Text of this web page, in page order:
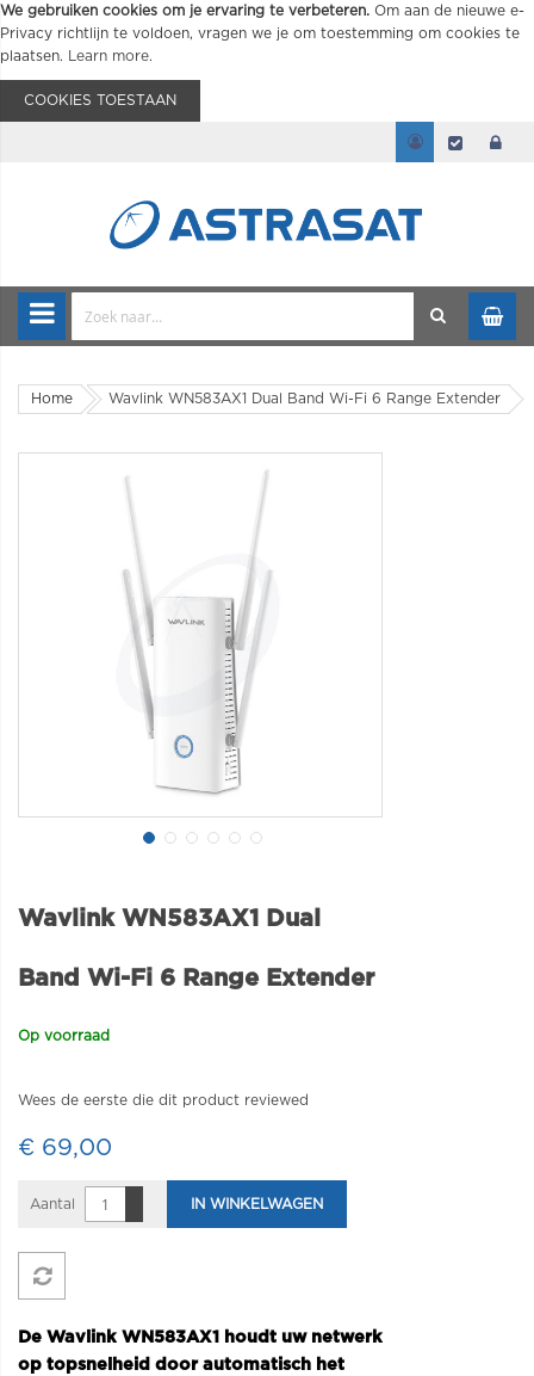
We gebruiken cookies om je ervaring te verbeteren. Om aan de nieuwe e-
Privacy richtlijn te voldoen, vragen we je om toestemming om cookies te
plaatsen.
Learn more.
COOKIES TOESTAAN
Home Wavlink WN583AX1 Dual Band Wi-Fi 6 Range Extender
Wavlink WN583AX1 Dual
Band Wi-Fi 6 Range Extender
Op voorraad
Wees de eerste die dit product reviewed
€ 69,00
Aantal IN WINKELWAGEN
De Wavlink WN583AX1 houdt uw netwerk
op topsnelheid door automatisch het